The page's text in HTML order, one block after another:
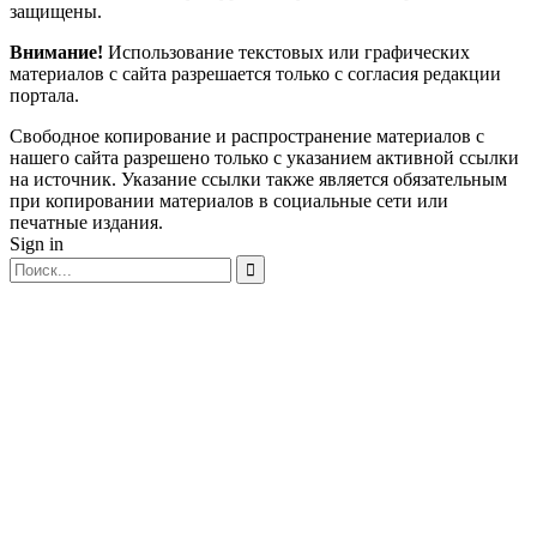
защищены.
Внимание! Использование текстовых или графических
материалов с сайта разрешается только c согласия редакции
портала.
Свободное копирование и распространение материалов с
нашего сайта разрешено только с указанием активной ссылки
на источник. Указание ссылки также является обязательным
при копировании материалов в социальные сети или
печатные издания.
Sign in